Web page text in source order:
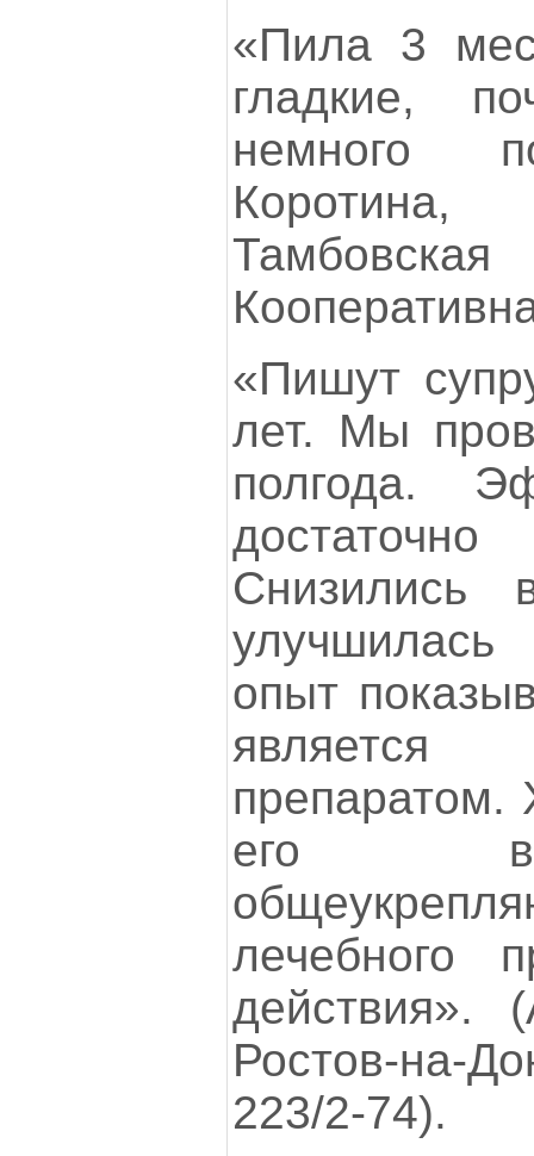
«Пила 3
гладкие,
немного
Коротина,
«Пишут
лет. Мы
полгода.
Снизились
опыт
препаратом.
его в
лечебного
Ростов-на-
223/2-74).